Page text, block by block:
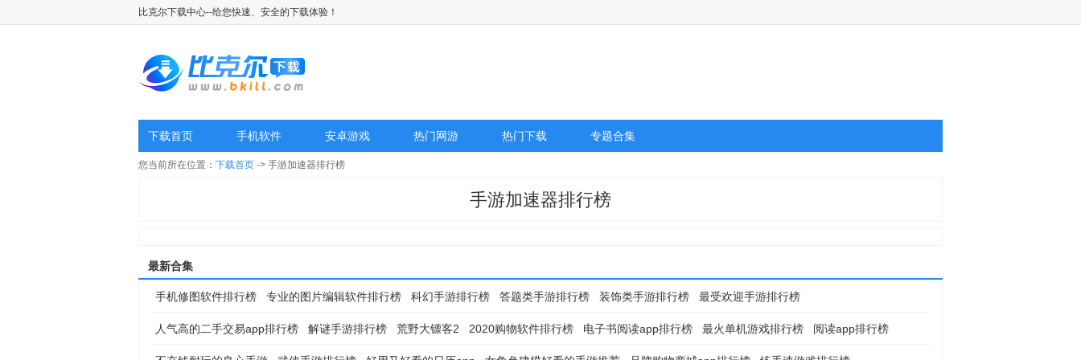
比克尔下载中心--给您快速、安全的下载体验！
下载首页 手机软件 安卓游戏 热门网游 热门下载 专题合集
您当前所在位置： 下载首页 -> 手游加速器排行榜
手游加速器排行榜
最新合集
手机修图软件排行榜 专业的图片编辑软件排行榜 科幻手游排行榜 答题类手游排行榜 装饰类手游排行榜 最受欢迎手游排行榜
人气高的二手交易app排行榜 解谜手游排行榜 荒野大镖客2 2020购物软件排行榜 电子书阅读app排行榜 最火单机游戏排行榜 阅读app排行榜